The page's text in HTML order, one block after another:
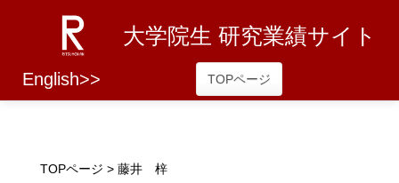
大学院生 研究業績サイト
English>> TOPページ
TOPページ > 藤井 梓